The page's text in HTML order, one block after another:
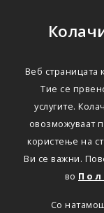
Веб страницата
Тие се
услугите.
овозможуваат
користење на
Ви се важни.
во
Со